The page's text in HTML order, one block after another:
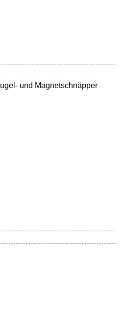
und Magnetschnäpper